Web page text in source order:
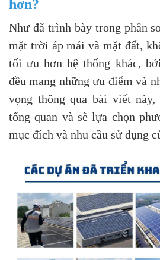
hơn?
Như đã trình bày trong phần
mặt trời áp mái và mặt đất,
tối ưu hơn hệ thống khác,
đều mang những ưu điểm và
vọng thông qua bài viết
tổng quan và sẽ lựa chọn
mục đích và nhu cầu sử dụng